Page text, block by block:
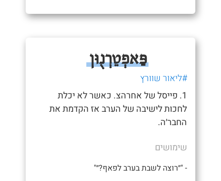
פַּאפְטֵרְנֻוּן
#ליאור שוורץ
1. פייסל של אחרהצ. כאשר לא יכלת
לחכות לישיבה של הערב אז הקדמת את
החבר׳ה.
שימושים
- "״רוצה לשבת בערב לפאף?״"